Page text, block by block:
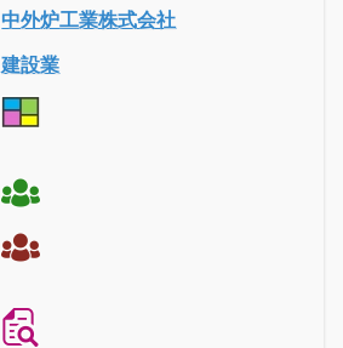
中外炉工業株式会社
建設業